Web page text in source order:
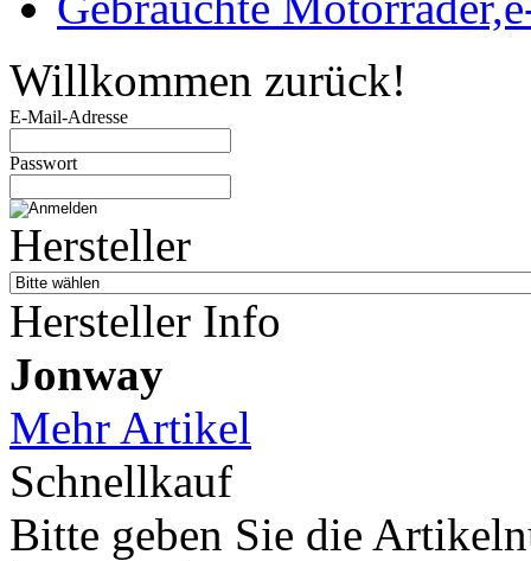
Willkommen zurück!
E-Mail-Adresse
Passwort
Hersteller
Hersteller Info
Jonway
Mehr Artikel
Schnellkauf
Bitte geben Sie die